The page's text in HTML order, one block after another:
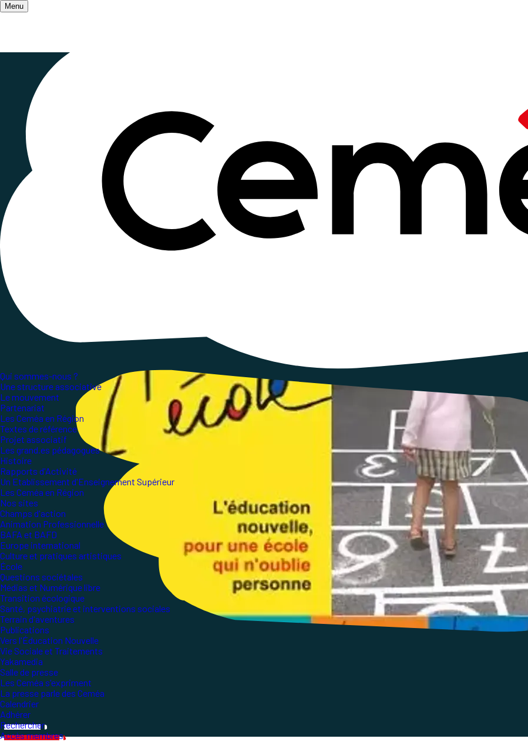
Menu
Qui sommes-nous ?
Une structure associative
Le mouvement
Partenariat
Les Ceméa en Région
Textes de référence
Projet associatif
Les grand.es pédagogues
Histoire
Rapports d'Activité
Un Etablissement d'Enseignement Supérieur
Les Ceméa en Région
Nos sites
Champs d'action
Animation Professionnelle
BAFA et BAFD
Europe international
Culture et pratiques artistiques
École
Questions sociétales
Médias et Numérique libre
Transition écologique
Santé, psychiatrie et interventions sociales
Terrain d'aventures
Publications
Vers l'Éducation Nouvelle
Vie Sociale et Traitements
Yakamedia
Salle de presse
Les Ceméa s'expriment
La presse parle des Ceméa
Calendrier
Adhérer
Rechercher
Accès membres
Zoom vers des actions en
scolaire
5 septembre 2023 , mis à jour le
27 octobre 2025 à 14h25
Lecture ~4 minutes